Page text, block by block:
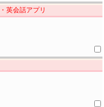
英会話アプリ